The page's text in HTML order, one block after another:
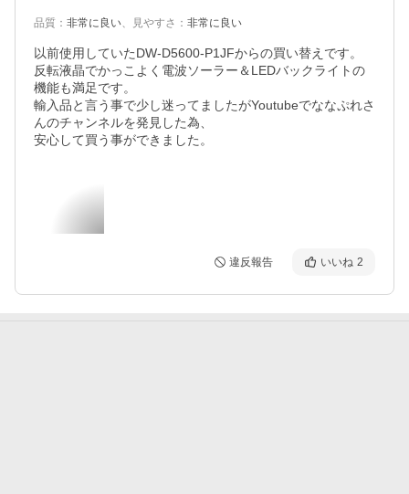
品質 ： 非常に良い、 見やすさ ： 非常に良い
以前使用していたDW-D5600-P1JFからの買い替えです。
反転液晶でかっこよく電波ソーラー＆LEDバックライトの
機能も満足です。
輸入品と言う事で少し迷ってましたがYoutubeでななぷれさ
んのチャンネルを発見した為、
安心して買う事ができました。
違反報告 いいね 2